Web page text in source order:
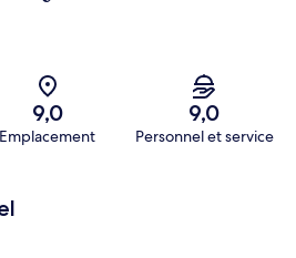
9,0
Emplacement
9,0
Personnel et service